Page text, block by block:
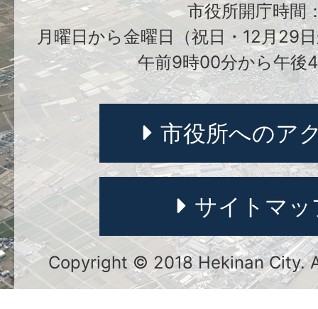
市役所開庁時間
月曜日から金曜日（祝日・12月29
午前9時00分から午後
市役所へのア
サイトマッ
Copyright © 2018 Hekinan City.